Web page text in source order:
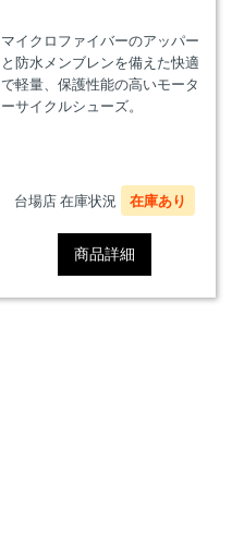
マイクロファイバーのアッパー
と防水メンブレンを備えた快適
で軽量、保護性能の高いモータ
ーサイクルシューズ。
台場店 在庫状況 在庫あり
商品詳細